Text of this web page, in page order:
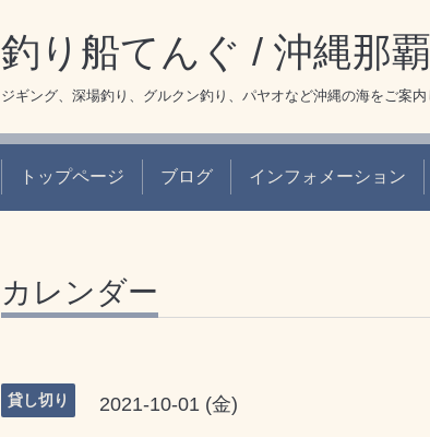
釣り船てんぐ / 沖縄那
ジギング、深場釣り、グルクン釣り、パヤオなど沖縄の海をご案内
トップページ ブログ インフォメーション
カレンダー
貸し切り 2021-10-01 (金)